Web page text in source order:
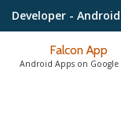
konten
Developer - Android
Falcon App
Android Apps on Google